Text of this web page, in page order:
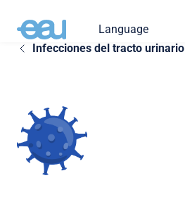
Language
Infecciones del tracto urinario